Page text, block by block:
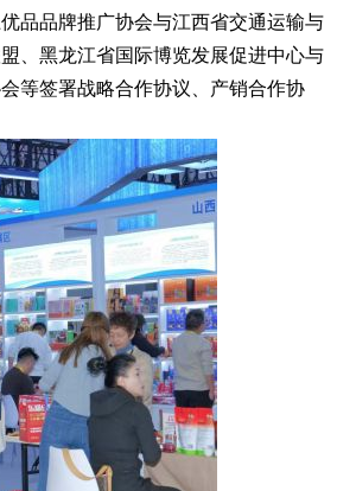
品品牌推广协会与江西省交通运输与
、黑龙江省国际博览发展促进中心与
等签署战略合作协议、产销合作协